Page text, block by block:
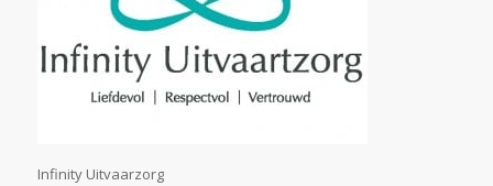
Infinity Uitvaarzorg